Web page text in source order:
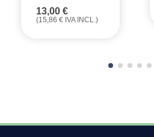
13,00 €
(15,86 € IVA INCL.)